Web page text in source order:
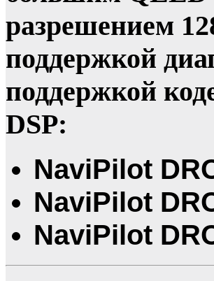
разрешением
поддержкой
поддержкой
DSP:
NaviPilot
NaviPilot
NaviPilot